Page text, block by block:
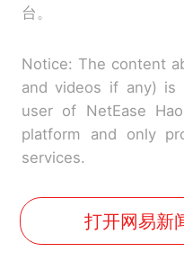
台。
Notice: The content
and videos if any) is
user of NetEase
platform and only
services.
打开网易新